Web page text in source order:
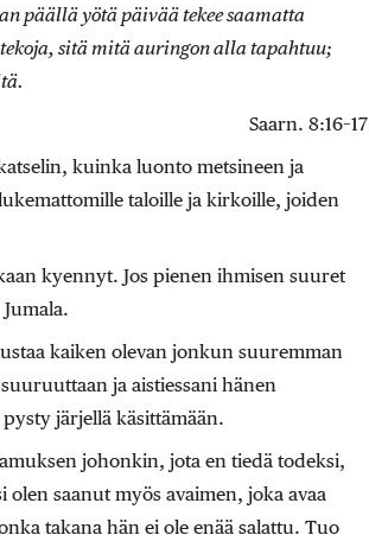
päällä yötä päivää tekee saamatta
sitä mitä auringon alla tapahtuu;
Saarn. 8:16–17
kuinka luonto metsineen ja
taloille ja kirkoille, joiden
kyennyt. Jos pienen ihmisen suuret
kaiken olevan jonkun suuremman
ja aistiessani hänen
järjellä käsittämään.
johonkin, jota en tiedä todeksi,
saanut myös avaimen, joka avaa
takana hän ei ole enää salattu. Tuo